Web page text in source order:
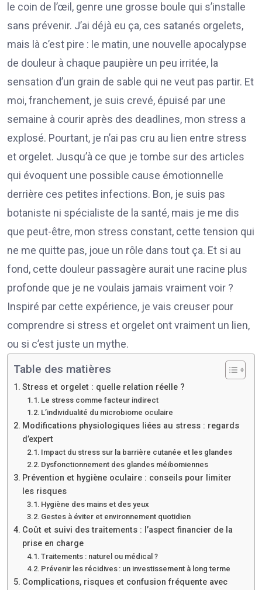
le coin de l’œil, genre une grosse boule qui s’installe
sans prévenir. J’ai déjà eu ça, ces satanés orgelets,
mais là c’est pire : le matin, une nouvelle apocalypse
de douleur à chaque paupière un peu irritée, la
sensation d’un grain de sable qui ne veut pas partir. Et
moi, franchement, je suis crevé, épuisé par une
semaine à courir après des deadlines, mon stress a
explosé. Pourtant, je n’ai pas cru au lien entre stress
et orgelet. Jusqu’à ce que je tombe sur des articles
qui évoquent une possible cause émotionnelle
derrière ces petites infections. Bon, je suis pas
botaniste ni spécialiste de la santé, mais je me dis
que peut-être, mon stress constant, cette tension qui
ne me quitte pas, joue un rôle dans tout ça. Et si au
fond, cette douleur passagère aurait une racine plus
profonde que je ne voulais jamais vraiment voir ?
Inspiré par cette expérience, je vais creuser pour
comprendre si stress et orgelet ont vraiment un lien,
ou si c’est juste un mythe.
Table des matières
Stress et orgelet : quelle relation réelle ?
Le stress comme facteur indirect
L’individualité du microbiome oculaire
Modifications physiologiques liées au stress : regards
d’expert
Impact du stress sur la barrière cutanée et les glandes
Dysfonctionnement des glandes méibomiennes
Prévention et hygiène oculaire : conseils pour limiter
les risques
Hygiène des mains et des yeux
Gestes à éviter et environnement quotidien
Coût et suivi des traitements : l’aspect financier de la
prise en charge
Traitements : naturel ou médical ?
Prévenir les récidives : un investissement à long terme
Complications, risques et confusion fréquente avec